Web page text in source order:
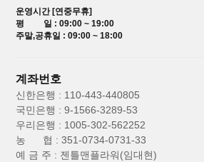
운영시간 [연중무휴]
평 일 : 09:00 ~ 19:00
주말,공휴일 : 09:00 ~ 18:00
계좌번호
신한은행 : 110-443-440805
국민은행 : 9-1566-3289-53
우리은행 : 1005-302-562252
농 협 : 351-0734-0731-33
예 금 주 : 젠틀맨플라워(임대현)